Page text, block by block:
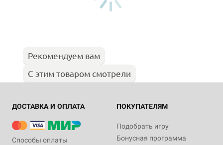
Рекомендуем вам
С этим товаром смотрели
ДОСТАВКА И ОПЛАТА
Способы оплаты
ПОКУПАТЕЛЯМ
Подобрать игру
Бонусная программа